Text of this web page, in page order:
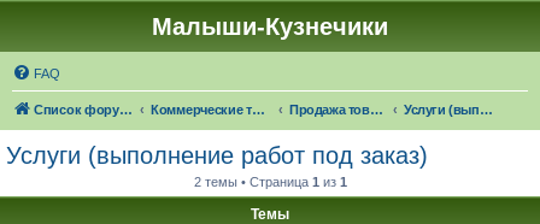
Малыши-Кузнечики
FAQ
Список форумов Коммерческие темы Продажа товаров "в наличии", оказание услуг Услуги (выполнение работ под заказ)
Услуги (выполнение работ под заказ)
2 темы • Страница 1 из 1
Темы